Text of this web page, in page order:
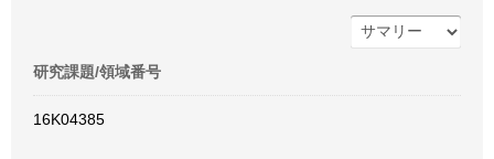
研究課題/領域番号
16K04385